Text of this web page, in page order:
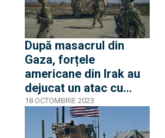
După masacrul din
Gaza, forțele
americane din Irak au
dejucat un atac cu
drone asupra bazei Ain
al-Assad
18 OCTOMBRIE 2023